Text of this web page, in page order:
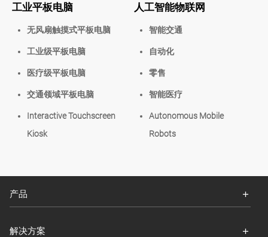
工业平板电脑
无风扇触摸式平板电脑
工业级平板电脑
医疗级平板电脑
交通领域平板电脑
Interactive Touchscreen
Kiosk
人工智能物联网
智能交通
自动化
零售
智能医疗
Autonomous Mobile
Robots
产品
解决方案